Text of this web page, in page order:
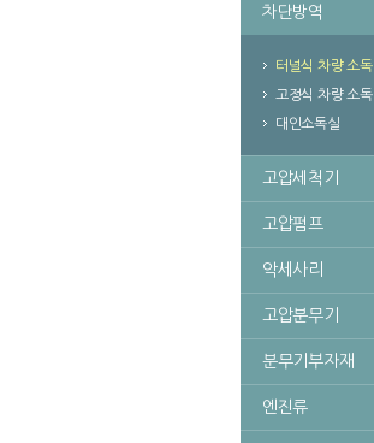
차단방역
터널식 차량 소독
고정식 차량 소독
대인소독실
고압세척기
고압펌프
악세사리
고압분무기
분무기부자재
엔진류